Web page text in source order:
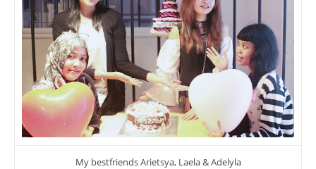
My bestfriends Arietsya, Laela & Adelyla